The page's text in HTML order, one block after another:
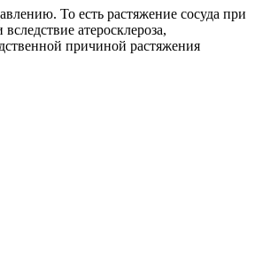
То есть растяжение сосуда при
атеросклероза,
причиной растяжения